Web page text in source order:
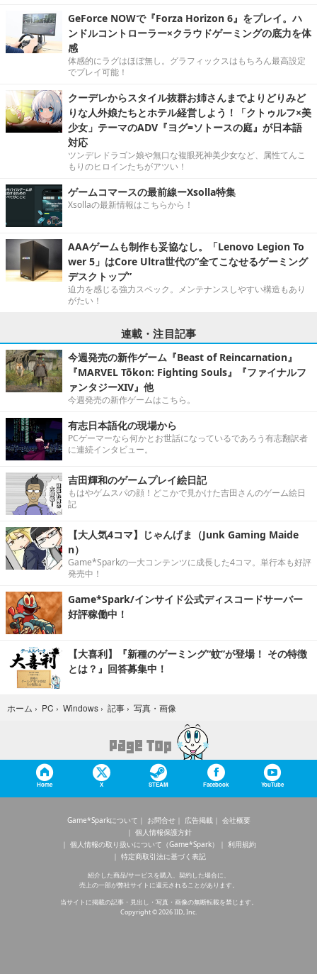
GeForce NOWで『Forza Horizon 6』をプレイ。ハ
ンドルコントローラー×クラウドゲーミングの底力を体
感
体感的にラグはほぼ無し。グラフィックスはもちろん最高設定
でプレイ可能！
クーデレからスタイル抜群お姉さんまでよりどりみど
りな人外娘たちとホテル経営しよう！「クトゥルフ×美
少女」テーマのADV『ヨグ=ソトースの庭』が日本語
対応
ツンデレドラゴン娘や無口な複眼死神美少女など、属性てんこ
もりのヒロインたちがアツい！
ゲームコマースの最前線ーXsolla特集
Xsollaの最新情報はこちらから！
AAAゲームも制作も妥協なし。「Lenovo Legion To
wer 5」はCore Ultra世代の“全てこなせるゲーミング
デスクトップ”
迫力を感じる強力スペック。メンテナンスしやすい構造もあり
がたい！
連載・注目記事
今週発売の新作ゲーム『Beast of Reincarnation』
『MARVEL Tōkon: Fighting Souls』『ファイナルフ
ァンタジーXIV』他
今週発売の新作ゲームはこちら。
有志日本語化の現場から
PCゲーマーなら何かとお世話になっているであろう有志翻訳者
に連続インタビュー。
吉田輝和のゲームプレイ絵日記
もはやゲムスパの顔！どこかで見かけた吉田さんのゲーム絵日
記
【大人気4コマ】じゃんげま（Junk Gaming Maide
n）
Game*Sparkの一大コンテンツに成長した4コマ。単行本も好評
発売中！
Game*Spark/インサイド公式ディスコードサーバー
好評稼働中！
【大喜利】『新種のゲーミング“蚊”が登場！ その特徴
とは？』回答募集中！
ホーム › PC › Windows › 記事 › 写真・画像
Home X STEAM Facebook YouTube
Game*Sparkについて お問合せ 広告掲載
会社概要
個人情報保護方針
個人情報の取り扱いについて（Game*Spark）
利用規約
特定商取引法に基づく表記
紹介した商品/サービスを購入、契約した場合に、
売上の一部が弊社サイトに還元されることがあります。
当サイトに掲載の記事・見出し・写真・画像の無断転載を禁じます。
Copyright © 2026 IID, Inc.